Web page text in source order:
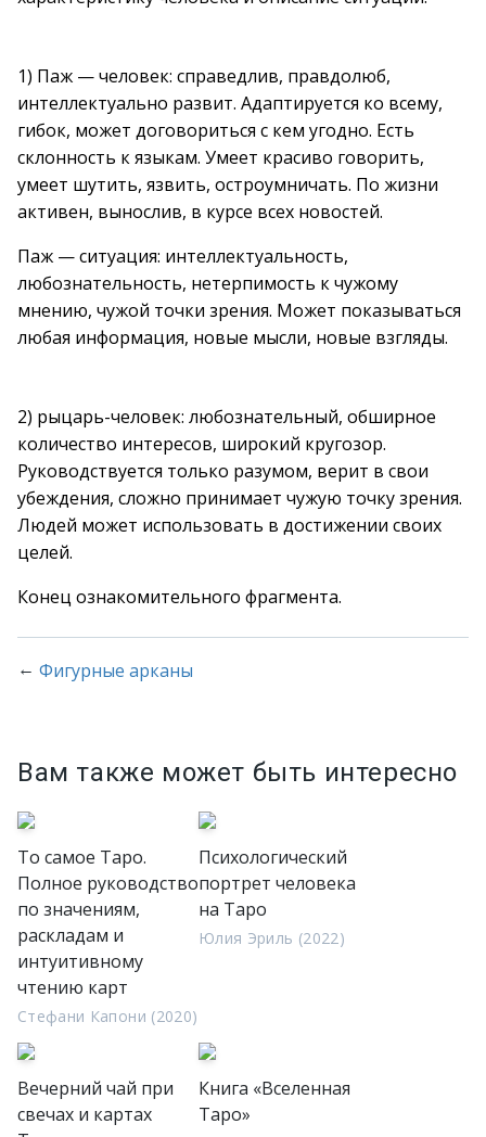
1) Паж — человек: справедлив, правдолюб,
интеллектуально развит. Адаптируется ко всему,
гибок, может договориться с кем угодно. Есть
склонность к языкам. Умеет красиво говорить,
умеет шутить, язвить, остроумничать. По жизни
активен, вынослив, в курсе всех новостей.
Паж — ситуация: интеллектуальность,
любознательность, нетерпимость к чужому
мнению, чужой точки зрения. Может показываться
любая информация, новые мысли, новые взгляды.
2) рыцарь-человек: любознательный, обширное
количество интересов, широкий кругозор.
Руководствуется только разумом, верит в свои
убеждения, сложно принимает чужую точку зрения.
Людей может использовать в достижении своих
целей.
Конец ознакомительного фрагмента.
← Фигурные арканы
Вам также может быть интересно
То самое Таро.
Полное руководство
по значениям,
раскладам и
интуитивному
чтению карт
Стефани Капони (2020)
Психологический
портрет человека
на Таро
Юлия Эриль (2022)
Вечерний чай при
свечах и картах
Книга «Вселенная
Таро»